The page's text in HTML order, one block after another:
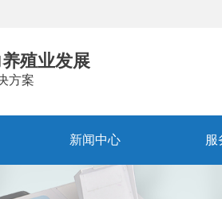
殖业发展
方案
新闻中心 服